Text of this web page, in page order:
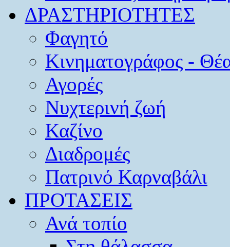
ΔΡΑΣΤΗΡΙΟΤΗΤΕΣ
Φαγητό
Κινηματογράφος -
Αγορές
Νυχτερινή ζωή
Καζίνο
Διαδρομές
Πατρινό Καρναβάλι
ΠΡΟΤΑΣΕΙΣ
Ανά τοπίο